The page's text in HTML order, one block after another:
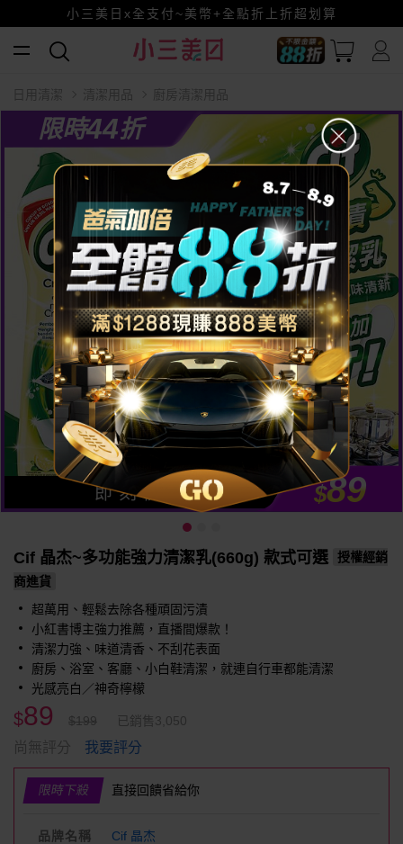
賺美幣~換好禮~立即換GO~
小三美日x全支付~美幣+全點折上折超划算
全館88折爸氣加倍！
日用清潔 清潔用品 廚房清潔用品
限時44折
即 刻 開 搶 $89
Cif 晶杰~多功能強力清潔乳(660g) 款式可選
授權經銷
商進貨
超萬用、輕鬆去除各種頑固污漬
小紅書博主強力推薦，直播間爆款！
清潔力強、味道清香、不刮花表面
廚房、浴室、客廳、小白鞋清潔，就連自行車都能清潔
光感亮白／神奇檸檬
$89 $199 已銷售3,050
尚無評分 我要評分
限時下殺 直接回饋省給你
品牌名稱 Cif 晶杰